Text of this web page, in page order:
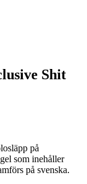
Shit
på
som inehåller
på svenska.